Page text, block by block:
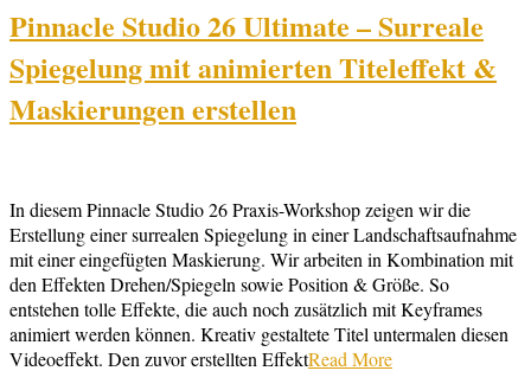
Pinnacle Studio 26 Ultimate – Surreale
Spiegelung mit animierten Titeleffekt &
Maskierungen erstellen
In diesem Pinnacle Studio 26 Praxis-Workshop zeigen wir die
Erstellung einer surrealen Spiegelung in einer Landschaftsaufnahme
mit einer eingefügten Maskierung. Wir arbeiten in Kombination mit
den Effekten Drehen/Spiegeln sowie Position & Größe. So
entstehen tolle Effekte, die auch noch zusätzlich mit Keyframes
animiert werden können. Kreativ gestaltete Titel untermalen diesen
Videoeffekt. Den zuvor erstellten EffektRead More